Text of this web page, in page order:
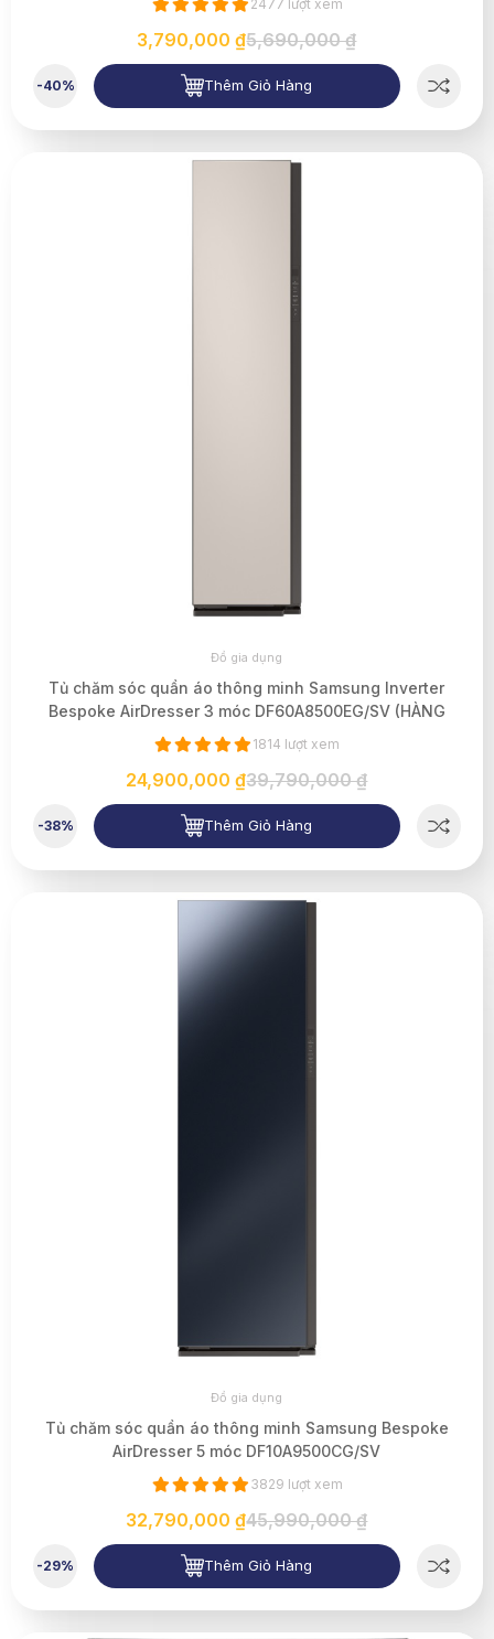
2477 lượt xem
3,790,000 ₫5,690,000 ₫
-40% Thêm Giỏ Hàng
Đồ gia dụng
Tủ chăm sóc quần áo thông minh Samsung Inverter
Bespoke AirDresser 3 móc DF60A8500EG/SV (HÀNG
TRƯNG BÀY)
1814 lượt xem
24,900,000 ₫39,790,000 ₫
-38% Thêm Giỏ Hàng
Đồ gia dụng
Tủ chăm sóc quần áo thông minh Samsung Bespoke
AirDresser 5 móc DF10A9500CG/SV
3829 lượt xem
32,790,000 ₫45,990,000 ₫
-29% Thêm Giỏ Hàng